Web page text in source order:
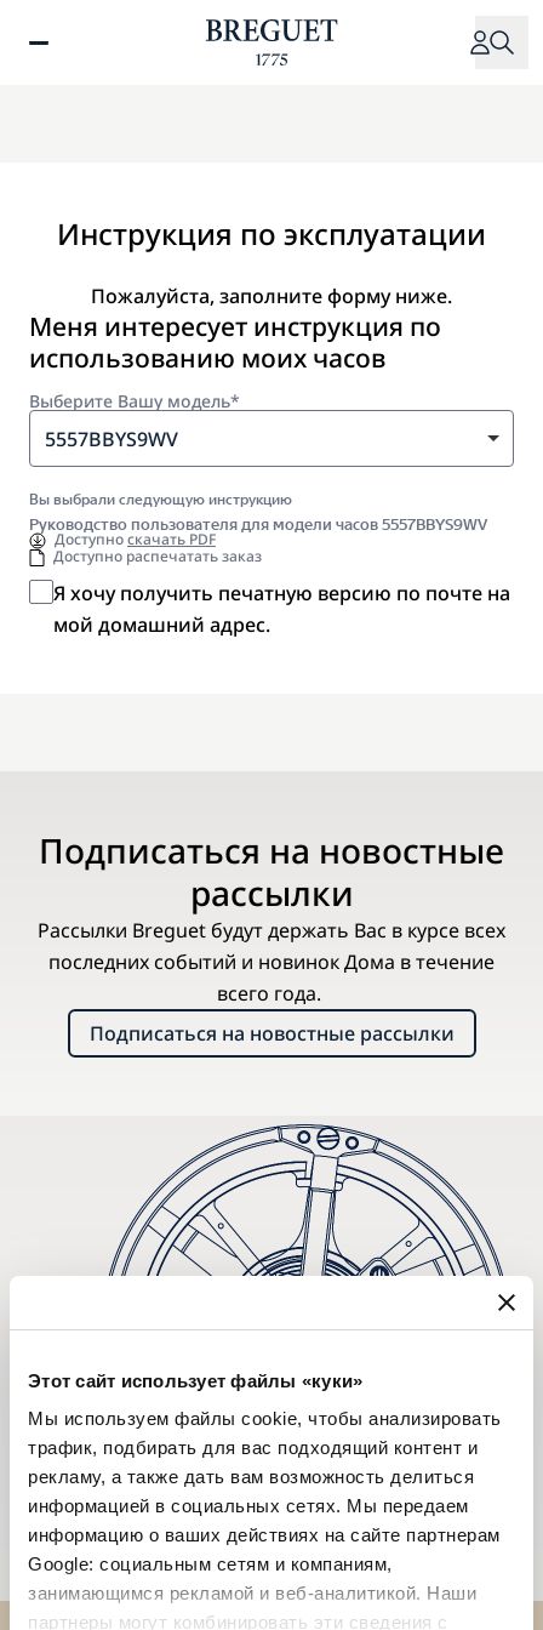
Этот сайт использует файлы «куки»
Мы используем файлы cookie, чтобы анализировать
трафик, подбирать для вас подходящий контент и
рекламу, а также дать вам возможность делиться
информацией в социальных сетях. Мы передаем
информацию о ваших действиях на сайте партнерам
Google: социальным сетям и компаниям,
занимающимся рекламой и веб-аналитикой. Наши
партнеры могут комбинировать эти сведения с
Инструкция по эксплуатации
Пожалуйста, заполните форму ниже.
Меня интересует инструкция по
использованию моих часов
Выберите Вашу модель*
5557BBYS9WV
Вы выбрали следующую инструкцию
Руководство пользователя для модели часов 5557BBYS9WV
Доступноскачать PDF
Доступно распечатать заказ
Я хочу получить печатную версию по почте на
мой домашний адрес.
Подписаться на новостные
рассылки
Рассылки Breguet будут держать Вас в курсе всех
последних событий и новинок Дома в течение
всего года.
Подписаться на новостные рассылки